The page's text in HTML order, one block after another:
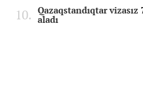
Qazaqstandıqtar vizasız
aladı